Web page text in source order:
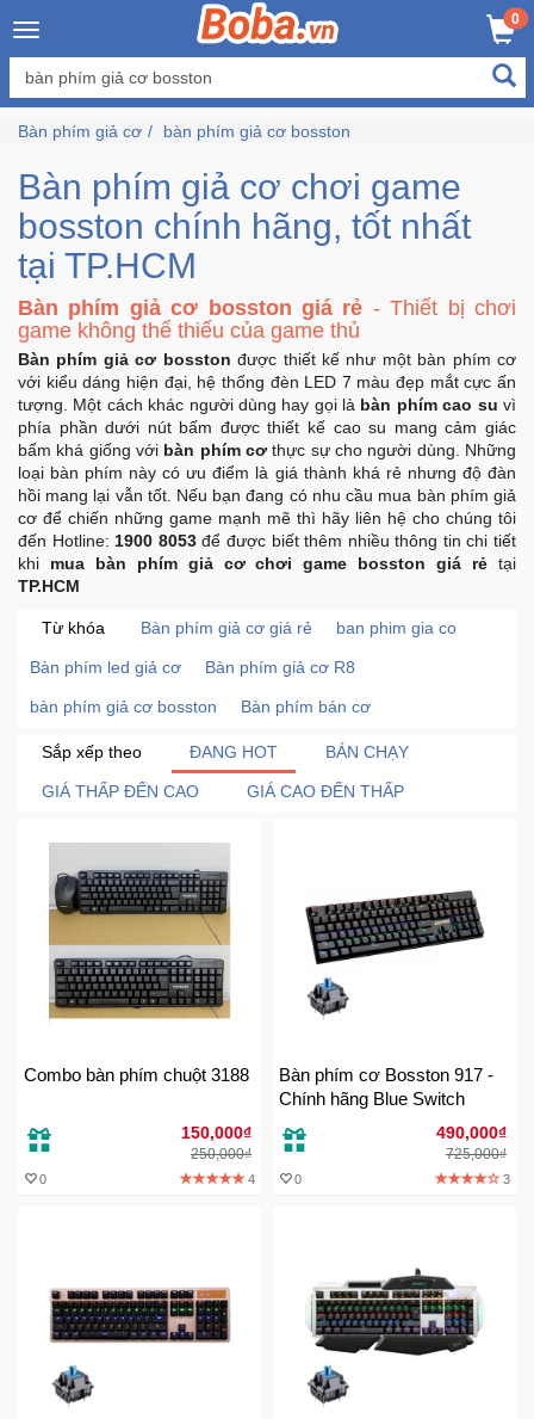
×
Đăng
nhập
Đăng
ký
Trang
Chủ
Đang
Hot
Bán
Chạy
Khuyến
Mãi
thanh
Giải
Đồ
Điện
flycam
0
Bàn phím giả cơ bàn phím giả cơ bosston
Bàn phím giả cơ chơi game
bosston chính hãng, tốt nhất
tại TP.HCM
Bàn phím giả cơ bosston giá rẻ - Thiết bị chơi
game không thể thiếu của game thủ
Bàn phím giả cơ bosston được thiết kế như một bàn phím cơ
với kiểu dáng hiện đại, hệ thống đèn LED 7 màu đẹp mắt cực ấn
tượng. Một cách khác người dùng hay gọi là bàn phím cao su vì
phía phần dưới nút bấm được thiết kế cao su mang cảm giác
bấm khá giống với bàn phím cơ thực sự cho người dùng. Những
loại bàn phím này có ưu điểm là giá thành khá rẻ nhưng độ đàn
hồi mang lại vẫn tốt. Nếu bạn đang có nhu cầu mua bàn phím giả
cơ để chiến những game mạnh mẽ thì hãy liên hệ cho chúng tôi
đến Hotline:1900 8053để được biết thêm nhiều thông tin chi tiết
khi mua bàn phím giả cơ chơi game bosston giá rẻ tại
TP.HCM
Từ khóa Bàn phím giả cơ giá rẻ ban phim gia co
Bàn phím led giả cơ Bàn phím giả cơ R8
bàn phím giả cơ bosston Bàn phím bán cơ
Sắp xếp theo ĐANG HOT BÁN CHẠY
GIÁ THẤP ĐẾN CAO GIÁ CAO ĐẾN THẤP
Combo bàn phím chuột 3188
150,000₫
250,000₫
0 4
Bàn phím cơ Bosston 917 -
Chính hãng Blue Switch
490,000₫
725,000₫
0 3